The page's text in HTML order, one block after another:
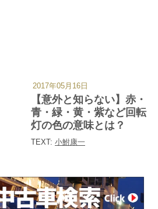
【意外と知らない】赤・
青・緑・黄・紫など回転
灯の色の意味とは？
TEXT: 小鮒康一
2017年05月16日